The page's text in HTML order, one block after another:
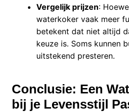
Vergelijk prijzen:
waterkoker vaak meer
betekent dat niet altijd
keuze is. Soms kunnen
uitstekend presteren.
Conclusie: Een
bij je Levensstijl